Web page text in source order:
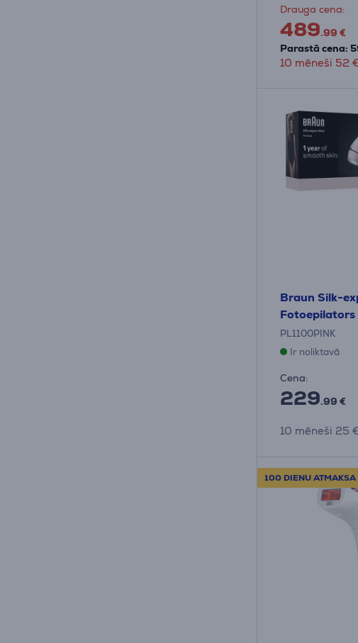
Drauga cena:
489.99 €
Parastā cena:
10 mēneši 52 €
Braun Silk-
Fotoepilators
PL1100PINK
Ir noliktavā
Cena:
229.99 €
10 mēneši 25 €
100 DIENU ATMAKSA